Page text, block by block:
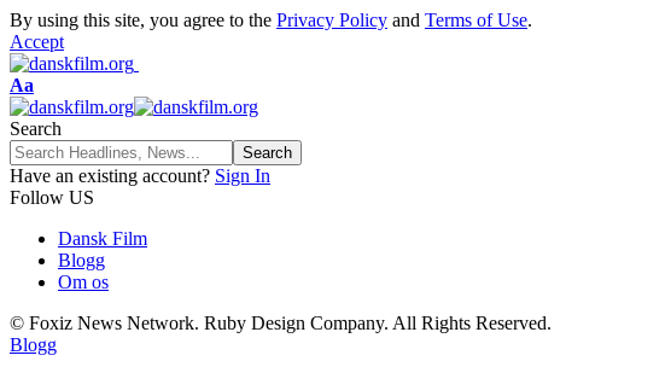
By using this site, you agree to the Privacy Policy and Terms of Use.
Accept
Font
Resizer
Aa
Search
Have an existing account? Sign In
Follow US
Dansk Film
Blogg
Om os
© Foxiz News Network. Ruby Design Company. All Rights Reserved.
Blogg